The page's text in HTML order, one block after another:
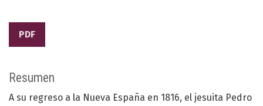
PDF
Resumen
A su regreso a la Nueva España en 1816, el jesuita Pedro